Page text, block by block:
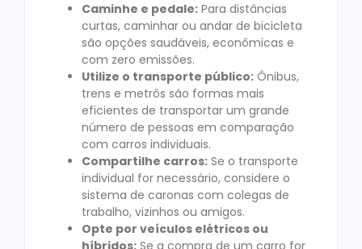
Caminhe e pedale: Para distâncias
curtas, caminhar ou andar de bicicleta
são opções saudáveis, econômicas e
com zero emissões.
Utilize o transporte público: Ônibus,
trens e metrôs são formas mais
eficientes de transportar um grande
número de pessoas em comparação
com carros individuais.
Compartilhe carros: Se o transporte
individual for necessário, considere o
sistema de caronas com colegas de
trabalho, vizinhos ou amigos.
Opte por veículos elétricos ou